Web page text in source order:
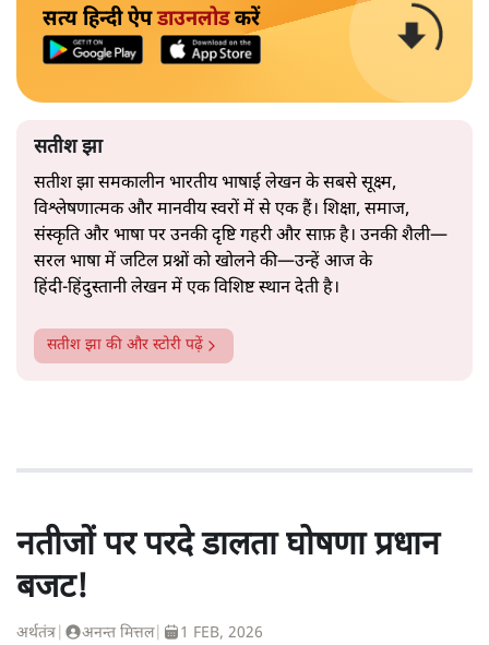
सत्य हिन्दी ऐपडाउनलोडकरें
सतीश झा
सतीश झा समकालीन भारतीय भाषाई लेखन के सबसे सूक्ष्म,
विश्लेषणात्मक और मानवीय स्वरों में से एक हैं। शिक्षा, समाज,
संस्कृति और भाषा पर उनकी दृष्टि गहरी और साफ़ है। उनकी शैली—
सरल भाषा में जटिल प्रश्नों को खोलने की—उन्हें आज के
हिंदी‑हिंदुस्तानी लेखन में एक विशिष्ट स्थान देती है।
सतीश झा की और स्टोरी पढ़ें
नतीजों पर परदे डालता घोषणा प्रधान
बजट!
अर्थतंत्र अनन्त मित्तल| 1 FEB, 2026